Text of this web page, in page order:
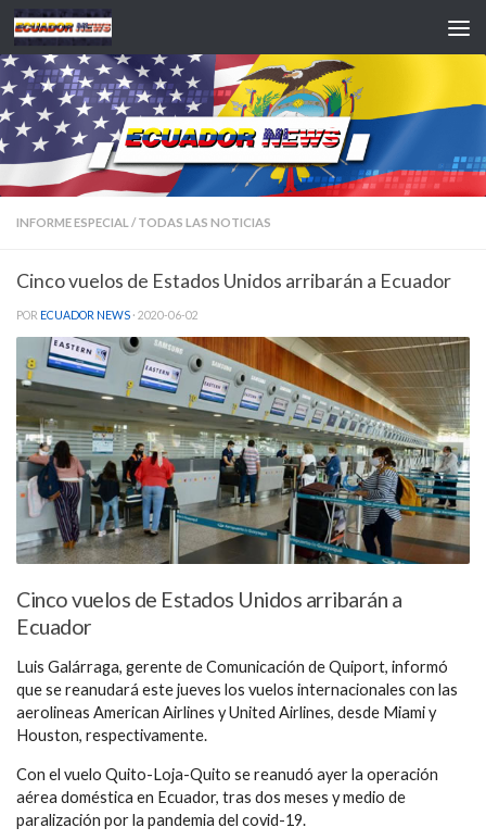
Saltar al contenido
INFORME ESPECIAL / TODAS LAS NOTICIAS
Cinco vuelos de Estados Unidos arribarán a Ecuador
POR ECUADOR NEWS · 2020-06-02
Cinco vuelos de Estados Unidos arribarán a
Ecuador
Luis Galárraga, gerente de Comunicación de Quiport, informó
que se reanudará este jueves los vuelos internacionales con las
aerolineas American Airlines y United Airlines, desde Miami y
Houston, respectivamente.
Con el vuelo Quito-Loja-Quito se reanudó ayer la operación
aérea doméstica en Ecuador, tras dos meses y medio de
paralización por la pandemia del covid-19.